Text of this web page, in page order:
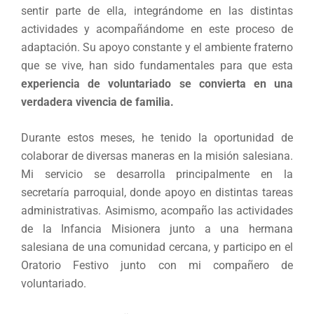
sentir parte de ella, integrándome en las distintas
actividades y acompañándome en este proceso de
adaptación. Su apoyo constante y el ambiente fraterno
que se vive, han sido fundamentales para que esta
experiencia de voluntariado se convierta en una
verdadera vivencia de familia.
Durante estos meses, he tenido la oportunidad de
colaborar de diversas maneras en la misión salesiana.
Mi servicio se desarrolla principalmente en la
secretaría parroquial, donde apoyo en distintas tareas
administrativas. Asimismo, acompaño las actividades
de la Infancia Misionera junto a una hermana
salesiana de una comunidad cercana, y participo en el
Oratorio Festivo junto con mi compañero de
voluntariado.